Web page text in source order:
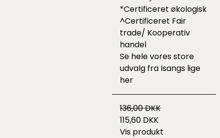
*Certificeret økologisk
^Certificeret Fair
trade/ Kooperativ
handel
Se hele vores store
udvalg fra Isangs lige
her
136,00 DKK
115,60 DKK
Vis produkt